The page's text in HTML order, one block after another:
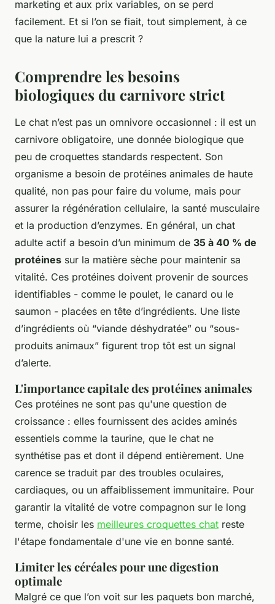
marketing et aux prix variables, on se perd
facilement. Et si l’on se fiait, tout simplement, à ce
que la nature lui a prescrit ?
Comprendre les besoins
biologiques du carnivore strict
Le chat n’est pas un omnivore occasionnel : il est un
carnivore obligatoire, une donnée biologique que
peu de croquettes standards respectent. Son
organisme a besoin de protéines animales de haute
qualité, non pas pour faire du volume, mais pour
assurer la régénération cellulaire, la santé musculaire
et la production d’enzymes. En général, un chat
adulte actif a besoin d’un minimum de 35 à 40 % de
protéines sur la matière sèche pour maintenir sa
vitalité. Ces protéines doivent provenir de sources
identifiables - comme le poulet, le canard ou le
saumon - placées en tête d’ingrédients. Une liste
d’ingrédients où “viande déshydratée” ou “sous-
produits animaux” figurent trop tôt est un signal
d’alerte.
L'importance capitale des protéines animales
Ces protéines ne sont pas qu'une question de
croissance : elles fournissent des acides aminés
essentiels comme la taurine, que le chat ne
synthétise pas et dont il dépend entièrement. Une
carence se traduit par des troubles oculaires,
cardiaques, ou un affaiblissement immunitaire. Pour
garantir la vitalité de votre compagnon sur le long
terme, choisir les meilleures croquettes chat reste
l'étape fondamentale d'une vie en bonne santé.
Limiter les céréales pour une digestion
optimale
Malgré ce que l’on voit sur les paquets bon marché,